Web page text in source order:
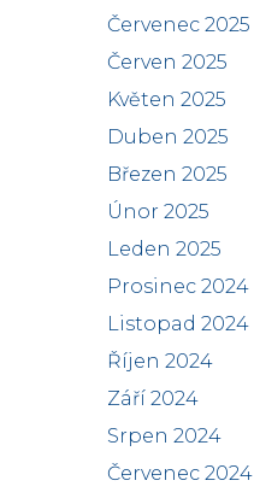
Červenec 2025
Červen 2025
Květen 2025
Duben 2025
Březen 2025
Únor 2025
Leden 2025
Prosinec 2024
Listopad 2024
Říjen 2024
Září 2024
Srpen 2024
Červenec 2024